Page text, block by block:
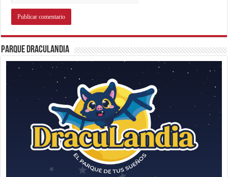
Parque Draculandia